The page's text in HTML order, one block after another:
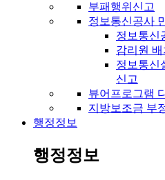
부패행위신고
정보통신공사
정보통신
감리원
정보통신
신고
뷰어프로그램
지방보조금 부
행정정보
행정정보